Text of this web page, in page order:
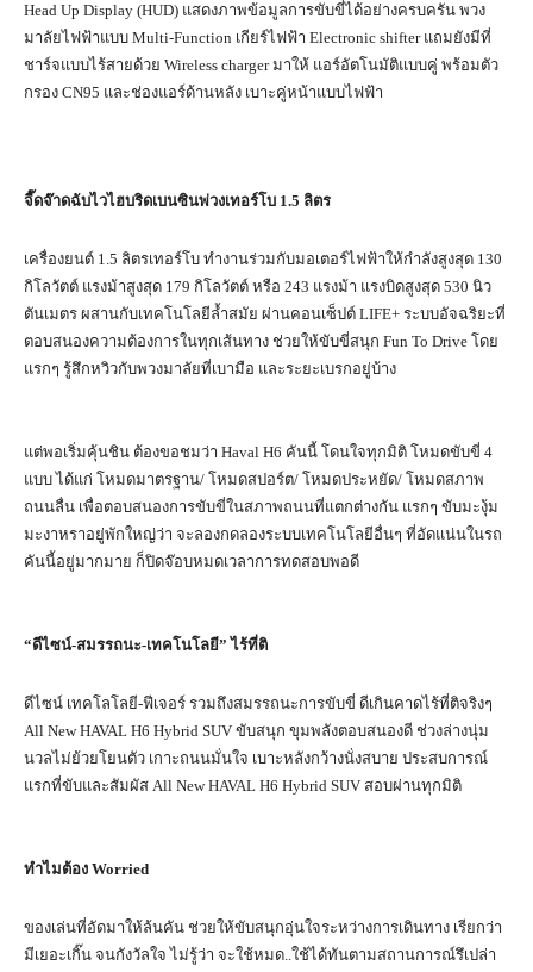
Head Up Display (HUD) แสดงภาพข้อมูลการขับขี่ได้อย่างครบครัน พวง
มาลัยไฟฟ้าแบบ Multi-Function เกียร์ไฟฟ้า Electronic shifter แถมยังมีที่
ชาร์จแบบไร้สายด้วย Wireless charger มาให้ แอร์อัตโนมัติแบบคู่ พร้อมตัว
กรอง CN95 และช่องแอร์ด้านหลัง เบาะคู่หน้าแบบไฟฟ้า
จี๊ดจ๊าดฉับไวไฮบริดเบนซินพ่วงเทอร์โบ 1.5 ลิตร
เครื่องยนต์ 1.5 ลิตรเทอร์โบ ทำงานร่วมกับมอเตอร์ไฟฟ้าให้กำลังสูงสุด 130
กิโลวัตต์ แรงม้าสูงสุด 179 กิโลวัตต์ หรือ 243 แรงม้า แรงบิดสูงสุด 530 นิว
ตันเมตร ผสานกับเทคโนโลยีล้ำสมัย ผ่านคอนเซ็ปต์ LIFE+ ระบบอัจฉริยะที่
ตอบสนองความต้องการในทุกเส้นทาง ช่วยให้ขับขี่สนุก Fun To Drive โดย
แรกๆ รู้สึกหวิวกับพวงมาลัยที่เบามือ และระยะเบรกอยู่บ้าง
แต่พอเริ่มคุ้นชิน ต้องขอชมว่า Haval H6 คันนี้ โดนใจทุกมิติ โหมดขับขี่ 4
แบบ ได้แก่ โหมดมาตรฐาน/ โหมดสปอร์ต/ โหมดประหยัด/ โหมดสภาพ
ถนนลื่น เพื่อตอบสนองการขับขี่ในสภาพถนนที่แตกต่างกัน แรกๆ ขับมะงุ้ม
มะงาหราอยู่พักใหญ่ว่า จะลองกดลองระบบเทคโนโลยีอื่นๆ ที่อัดแน่นในรถ
คันนี้อยู่มากมาย ก็ปิดจ๊อบหมดเวลาการทดสอบพอดี
“ดีไซน์-สมรรถนะ-เทคโนโลยี” ไร้ที่ติ
ดีไซน์ เทคโลโลยี-ฟีเจอร์ รวมถึงสมรรถนะการขับขี่ ดีเกินคาดไร้ที่ติจริงๆ
All New HAVAL H6 Hybrid SUV ขับสนุก ขุมพลังตอบสนองดี ช่วงล่างนุ่ม
นวลไม่ย้วยโยนตัว เกาะถนนมั่นใจ เบาะหลังกว้างนั่งสบาย ประสบการณ์
แรกที่ขับและสัมผัส All New HAVAL H6 Hybrid SUV สอบผ่านทุกมิติ
ทำไมต้อง Worried
ของเล่นที่อัดมาให้ล้นคัน ช่วยให้ขับสนุกอุ่นใจระหว่างการเดินทาง เรียกว่า
มีเยอะเกิ๊น จนกังวัลใจ ไม่รู้ว่า จะใช้หมด..ใช้ได้ทันตามสถานการณ์รึเปล่า